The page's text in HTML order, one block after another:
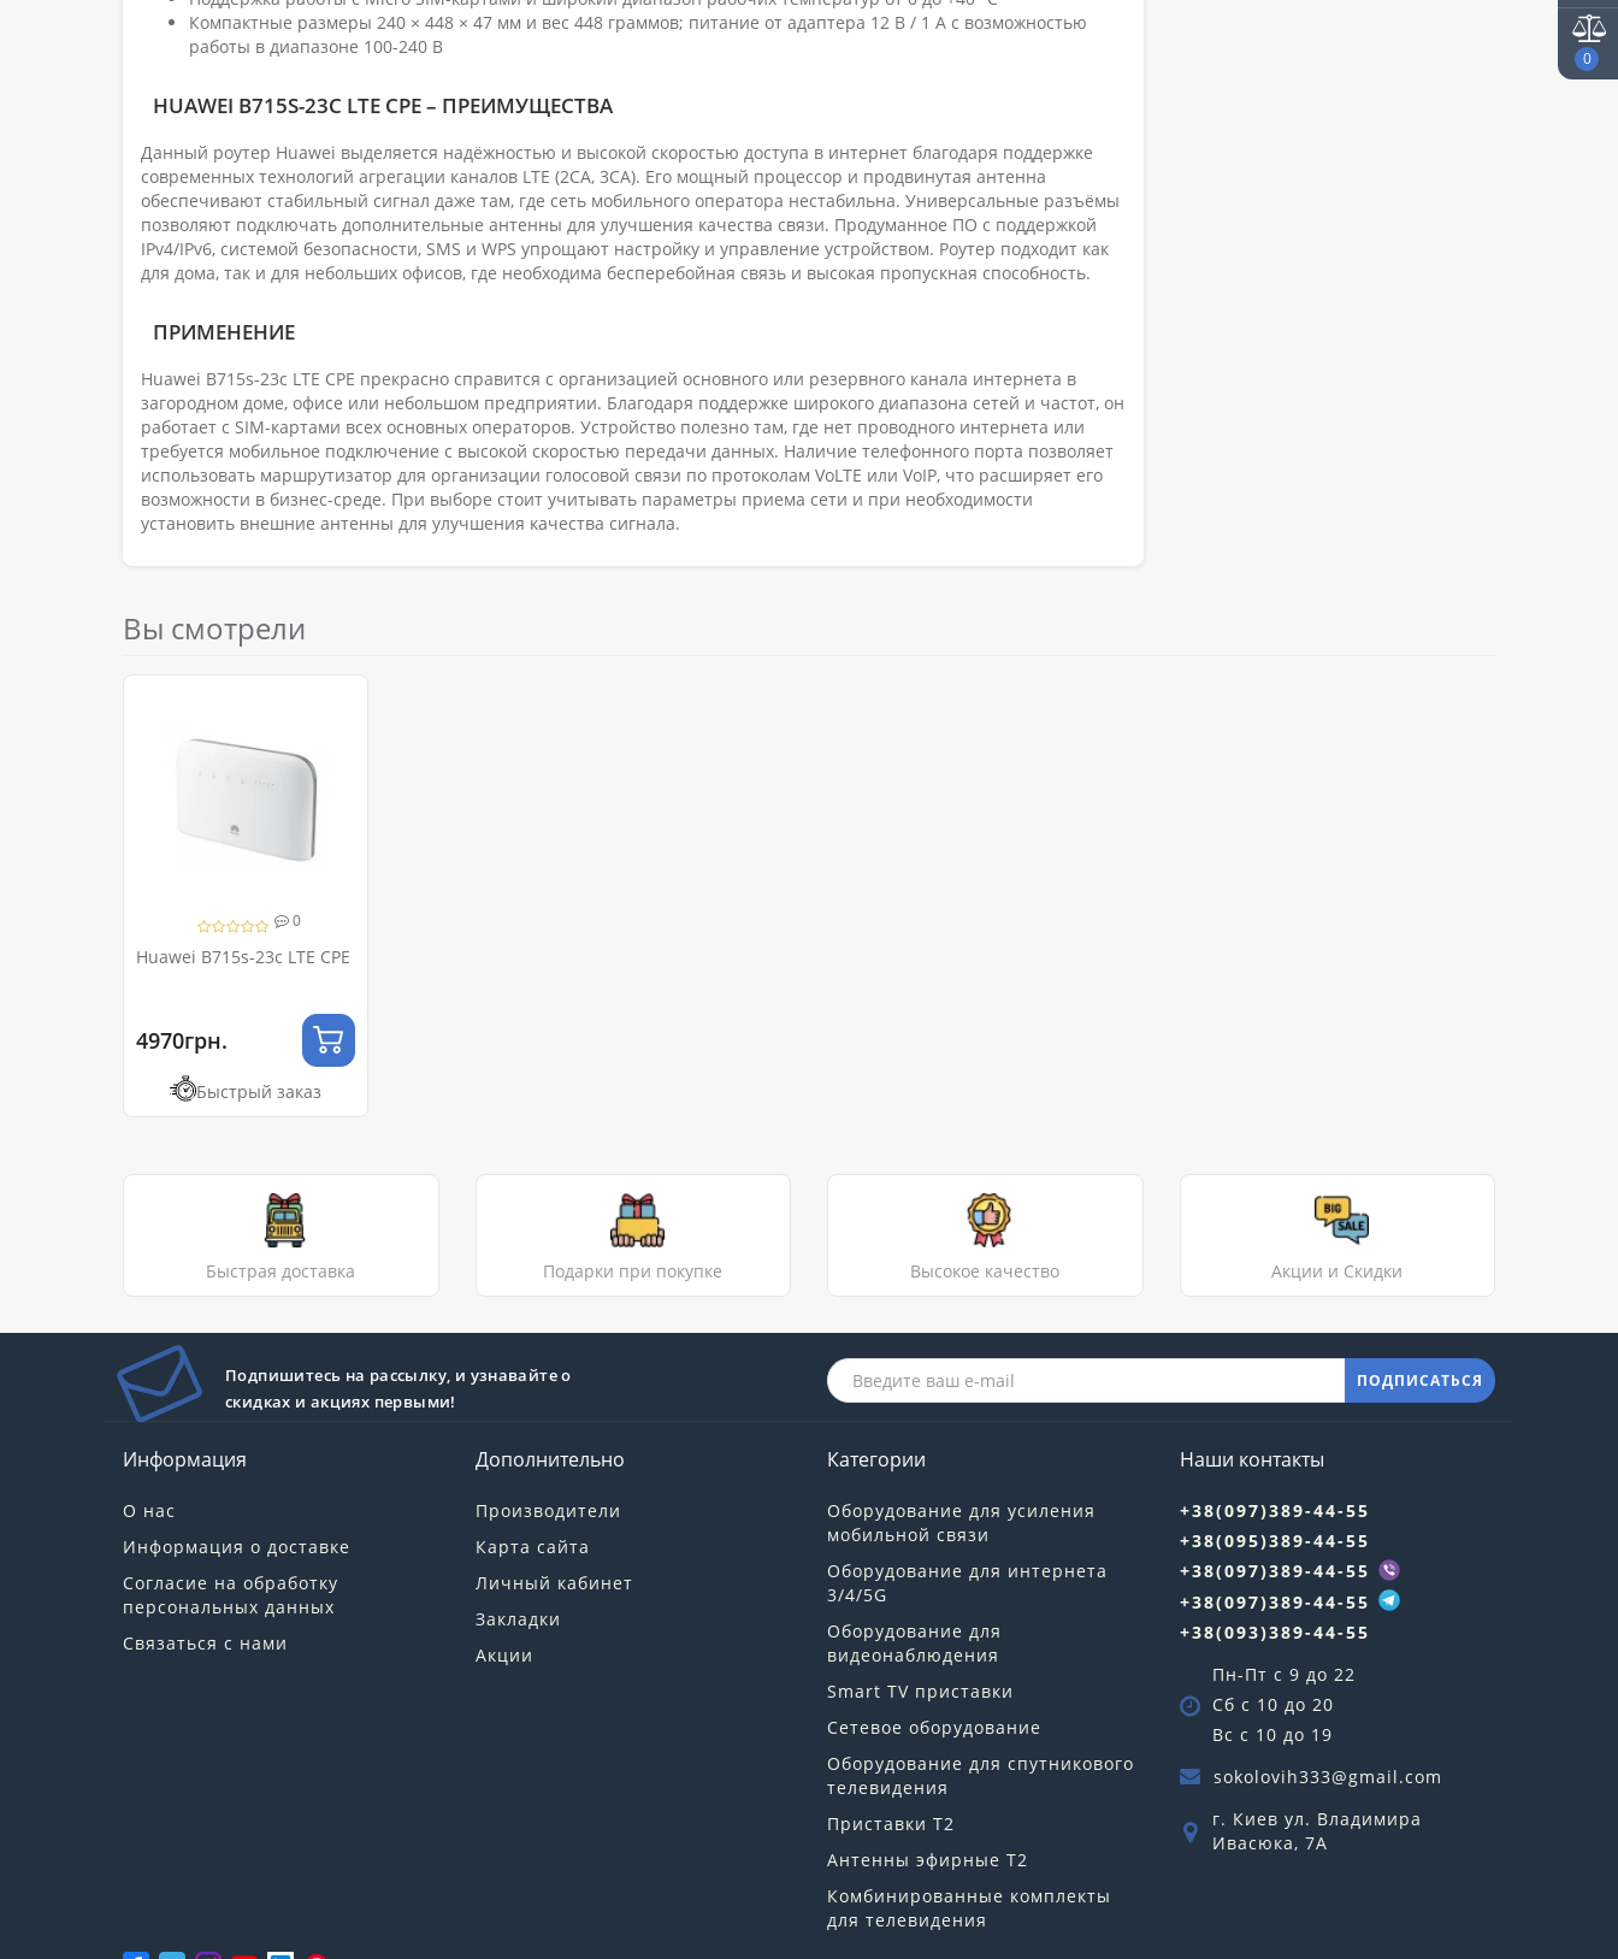
0
Компактные размеры 240 × 448 × 47 мм и вес 448 граммов; питание от адаптера 12 В / 1 А с возможностью
работы в диапазоне 100-240 В
HUAWEI B715S-23C LTE CPE – ПРЕИМУЩЕСТВА
Данный роутер Huawei выделяется надёжностью и высокой скоростью доступа в интернет благодаря поддержке
современных технологий агрегации каналов LTE (2CA, 3CA). Его мощный процессор и продвинутая антенна
обеспечивают стабильный сигнал даже там, где сеть мобильного оператора нестабильна. Универсальные разъёмы
позволяют подключать дополнительные антенны для улучшения качества связи. Продуманное ПО с поддержкой
IPv4/IPv6, системой безопасности, SMS и WPS упрощают настройку и управление устройством. Роутер подходит как
для дома, так и для небольших офисов, где необходима бесперебойная связь и высокая пропускная способность.
ПРИМЕНЕНИЕ
Huawei B715s-23c LTE CPE прекрасно справится с организацией основного или резервного канала интернета в
загородном доме, офисе или небольшом предприятии. Благодаря поддержке широкого диапазона сетей и частот, он
работает с SIM-картами всех основных операторов. Устройство полезно там, где нет проводного интернета или
требуется мобильное подключение с высокой скоростью передачи данных. Наличие телефонного порта позволяет
использовать маршрутизатор для организации голосовой связи по протоколам VoLTE или VoIP, что расширяет его
возможности в бизнес-среде. При выборе стоит учитывать параметры приема сети и при необходимости
установить внешние антенны для улучшения качества сигнала.
Вы смотрели
0
Huawei B715s-23c LTE CPE
4970грн.
Быстрый заказ
Быстрая доставка Подарки при покупке Высокое качество Акции и Скидки
Подпишитесь на рассылку, и узнавайте о
скидках и акциях первыми!
ПОДПИСАТЬСЯ
Информация
О нас
Информация о доставке
Согласие на обработку
персональных данных
Связаться с нами
Дополнительно
Производители
Карта сайта
Личный кабинет
Закладки
Акции
Категории
Оборудование для усиления
мобильной связи
Оборудование для интернета
3/4/5G
Оборудование для
видеонаблюдения
Smart TV приставки
Сетевое оборудование
Оборудование для спутникового
телевидения
Приставки Т2
Антенны эфирные Т2
Комбинированные комплекты
для телевидения
Наши контакты
+38(097)389-44-55
+38(095)389-44-55
+38(097)389-44-55
+38(097)389-44-55
+38(093)389-44-55
Пн-Пт с 9 до 22
Сб с 10 до 20
Вс с 10 до 19
sokolovih333@gmail.com
г. Киев ул. Владимира
Ивасюка, 7А